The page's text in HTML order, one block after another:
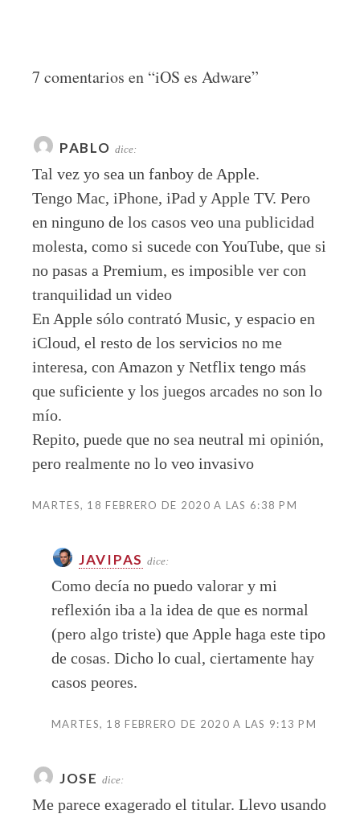
7 comentarios en “iOS es Adware”
PABLO dice:
Tal vez yo sea un fanboy de Apple.
Tengo Mac, iPhone, iPad y Apple TV. Pero
en ninguno de los casos veo una publicidad
molesta, como si sucede con YouTube, que si
no pasas a Premium, es imposible ver con
tranquilidad un video
En Apple sólo contrató Music, y espacio en
iCloud, el resto de los servicios no me
interesa, con Amazon y Netflix tengo más
que suficiente y los juegos arcades no son lo
mío.
Repito, puede que no sea neutral mi opinión,
pero realmente no lo veo invasivo
MARTES, 18 FEBRERO DE 2020 A LAS 6:38 PM
JAVIPAS dice:
Como decía no puedo valorar y mi
reflexión iba a la idea de que es normal
(pero algo triste) que Apple haga este tipo
de cosas. Dicho lo cual, ciertamente hay
casos peores.
MARTES, 18 FEBRERO DE 2020 A LAS 9:13 PM
JOSE dice:
Me parece exagerado el titular. Llevo usando